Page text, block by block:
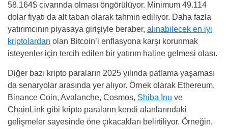
58.164$ civarında olması öngörülüyor. Minimum 49.114
dolar fiyatı da alt taban olarak tahmin ediliyor. Daha fazla
yatırımcının piyasaya girişiyle beraber, alınabilecek en iyi
kriptolardan olan Bitcoin’i enflasyona karşı korunmak
isteyenler için tercih edilen bir yatırım haline gelmesi olası.
Diğer bazı kripto paraların 2025 yılında patlama yaşaması
da senaryolar arasında yer alıyor. Örnek olarak Ethereum,
Binance Coin, Avalanche, Cosmos, Shiba Inu ve
ChainLink gibi kripto paraların kendi alanlarındaki
gelişmeler sayesinde öne çıkacakları belirtiliyor. Örneğin,